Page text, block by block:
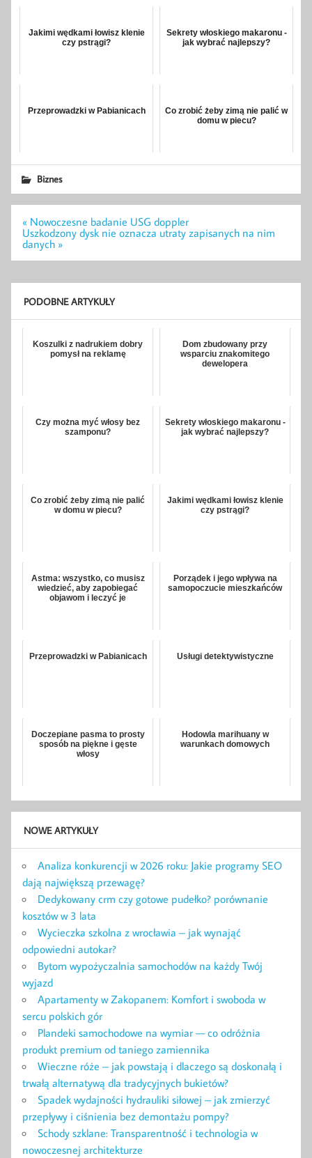
Jakimi wędkami łowisz klenie
czy pstrągi?
Sekrety włoskiego makaronu -
jak wybrać najlepszy?
Przeprowadzki w Pabianicach
Co zrobić żeby zimą nie palić w
domu w piecu?
Biznes
Nawigacja
wpisu
« Nowoczesne badanie USG doppler
Uszkodzony dysk nie oznacza utraty zapisanych na nim
danych »
PODOBNE ARTYKUŁY
Koszulki z nadrukiem dobry
pomysł na reklamę
Dom zbudowany przy
wsparciu znakomitego
dewelopera
Czy można myć włosy bez
szamponu?
Sekrety włoskiego makaronu -
jak wybrać najlepszy?
Co zrobić żeby zimą nie palić
w domu w piecu?
Jakimi wędkami łowisz klenie
czy pstrągi?
Astma: wszystko, co musisz
wiedzieć, aby zapobiegać
objawom i leczyć je
Porządek i jego wpływa na
samopoczucie mieszkańców
Przeprowadzki w Pabianicach Usługi detektywistyczne
Doczepiane pasma to prosty
sposób na piękne i gęste
włosy
Hodowla marihuany w
warunkach domowych
NOWE ARTYKUŁY
Analiza konkurencji w 2026 roku: Jakie programy SEO
dają największą przewagę?
Dedykowany crm czy gotowe pudełko? porównanie
kosztów w 3 lata
Wycieczka szkolna z wrocławia – jak wynająć
odpowiedni autokar?
Bytom wypożyczalnia samochodów na każdy Twój
wyjazd
Apartamenty w Zakopanem: Komfort i swoboda w
sercu polskich gór
Plandeki samochodowe na wymiar — co odróżnia
produkt premium od taniego zamiennika
Wieczne róże – jak powstają i dlaczego są doskonałą i
trwałą alternatywą dla tradycyjnych bukietów?
Spadek wydajności hydrauliki siłowej – jak zmierzyć
przepływy i ciśnienia bez demontażu pompy?
Schody szklane: Transparentność i technologia w
nowoczesnej architekturze